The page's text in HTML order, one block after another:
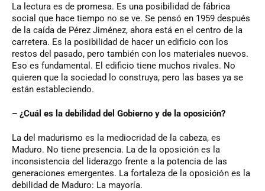
La lectura es de promesa. Es una posibilidad de fábrica
social que hace tiempo no se ve. Se pensó en 1959 después
de la caída de Pérez Jiménez, ahora está en el centro de la
carretera. Es la posibilidad de hacer un edificio con los
restos del pasado, pero también con los materiales nuevos.
Eso es fundamental. El edificio tiene muchos rivales. No
quieren que la sociedad lo construya, pero las bases ya se
están estableciendo.
– ¿Cuál es la debilidad del Gobierno y de la oposición?
La del madurismo es la mediocridad de la cabeza, es
Maduro. No tiene presencia. La de la oposición es la
inconsistencia del liderazgo frente a la potencia de las
generaciones emergentes. La fortaleza de la oposición es la
debilidad de Maduro: La mayoría.